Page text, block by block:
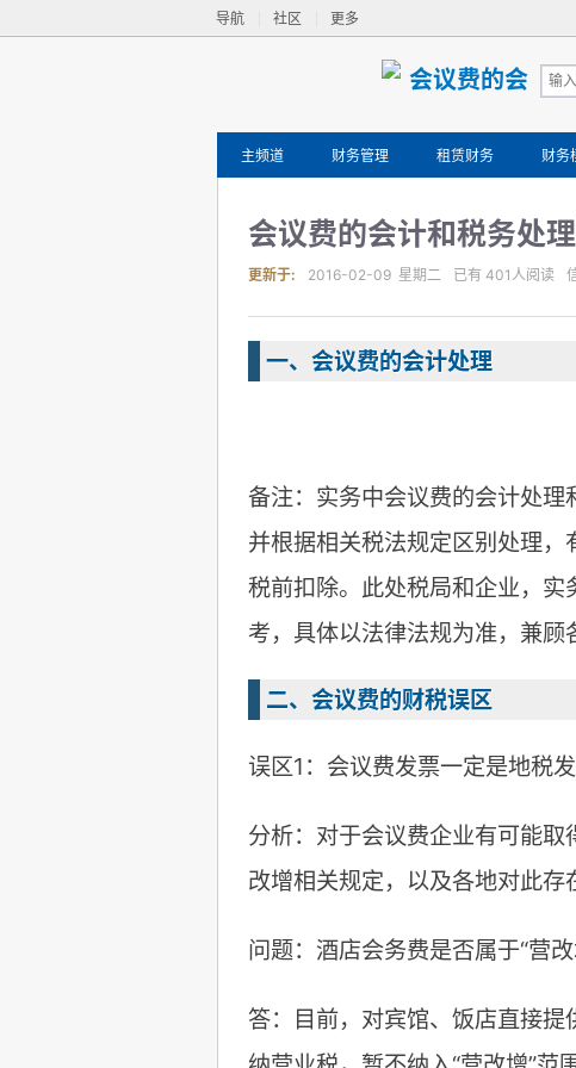
导航 社区 更多
主频道 财务管理 租赁财务 财务
会议费的会计和税务处
更新于: 2016-02-09 星期二 已有 401 人阅读
一、会议费的会计处理
备注：实务中会议费的会计处
并根据相关税法规定区别处理
税前扣除。此处税局和企业，
考，具体以法律法规为准，兼顾
二、会议费的财税误区
误区1：会议费发票一定是地税发
分析：对于会议费企业有可能
改增相关规定，以及各地对此存
问题：酒店会务费是否属于“营
答：目前，对宾馆、饭店直接